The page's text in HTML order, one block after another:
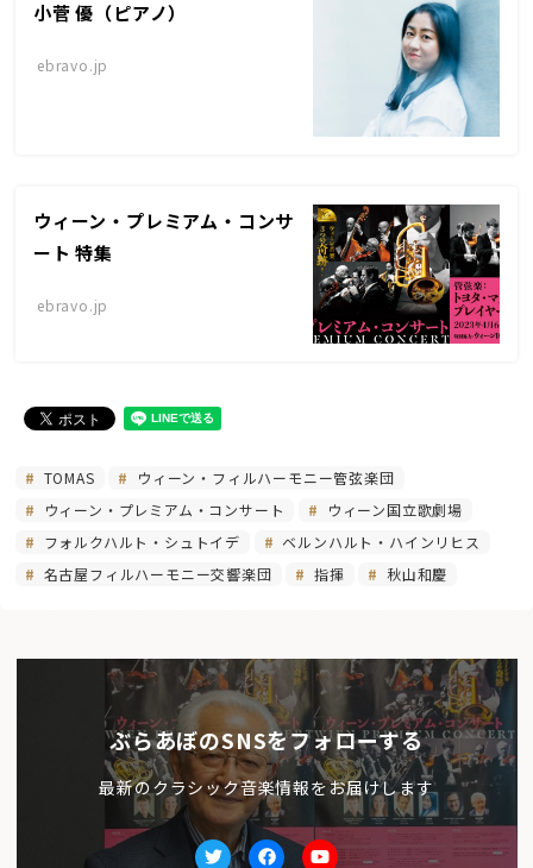
小菅 優（ピアノ）
ebravo.jp
ウィーン・プレミアム・コンサ
ート 特集
ebravo.jp
TOMAS
ウィーン・フィルハーモニー管弦楽団
ウィーン・プレミアム・コンサート
ウィーン国立歌劇場
フォルクハルト・シュトイデ
ベルンハルト・ハインリヒス
名古屋フィルハーモニー交響楽団
指揮 秋山和慶
ぶらあぼのSNSをフォローする
最新のクラシック音楽情報をお届けします